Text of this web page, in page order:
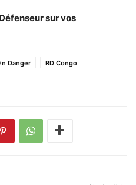
sur vos
Danger
RD Congo